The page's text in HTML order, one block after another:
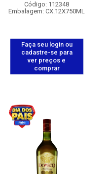
Código: 112348
Embalagem: CX.12X750ML
Faça seu login ou
cadastre-se para
ver preços e
comprar